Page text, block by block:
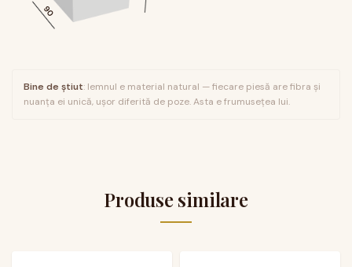
90
Bine de știut: lemnul e material natural — fiecare piesă are fibra și
nuanța ei unică, ușor diferită de poze. Asta e frumusețea lui.
Produse similare